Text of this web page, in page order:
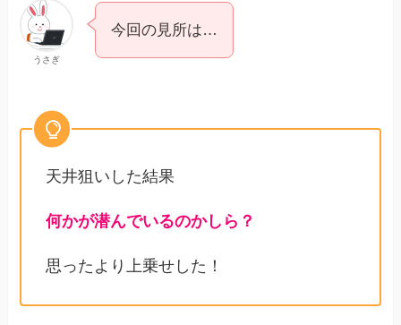
うさぎ
今回の見所は…
天井狙いした結果
何かが潜んでいるのかしら？
思ったより上乗せした！